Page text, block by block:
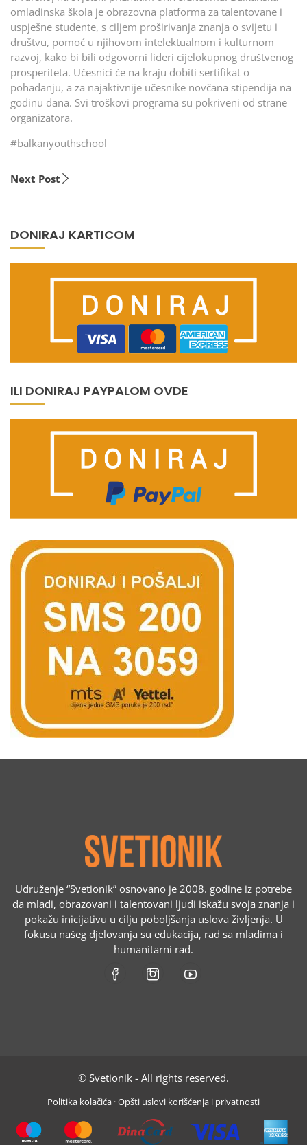
omladinska škola je obrazovna platforma za talentovane i
uspješne studente, s ciljem proširivanja znanja o svijetu i
društvu, pomoć u njihovom intelektualnom i kulturnom
razvoj, kako bi bili odgovorni lideri cijelokupnog društvenog
prosperiteta. Učesnici će na kraju dobiti sertifikat o
pohađanju, a za najaktivnije učesnike novčana stipendija na
godinu dana. Svi troškovi programa su pokriveni od strane
organizatora.
#balkanyouthschool
Next Post
DONIRAJ KARTICOM
ILI DONIRAJ PAYPALOM OVDE
Udruženje “Svetionik” osnovano je 2008. godine iz potrebe
da mladi, obrazovani i talentovani ljudi iskažu svoja znanja i
pokažu inicijativu u cilju poboljšanja uslova življenja. U
fokusu našeg djelovanja su edukacija, rad sa mladima i
humanitarni rad.
© Svetionik - All rights reserved.
Politika kolačića ·Opšti uslovi korišćenja i privatnosti